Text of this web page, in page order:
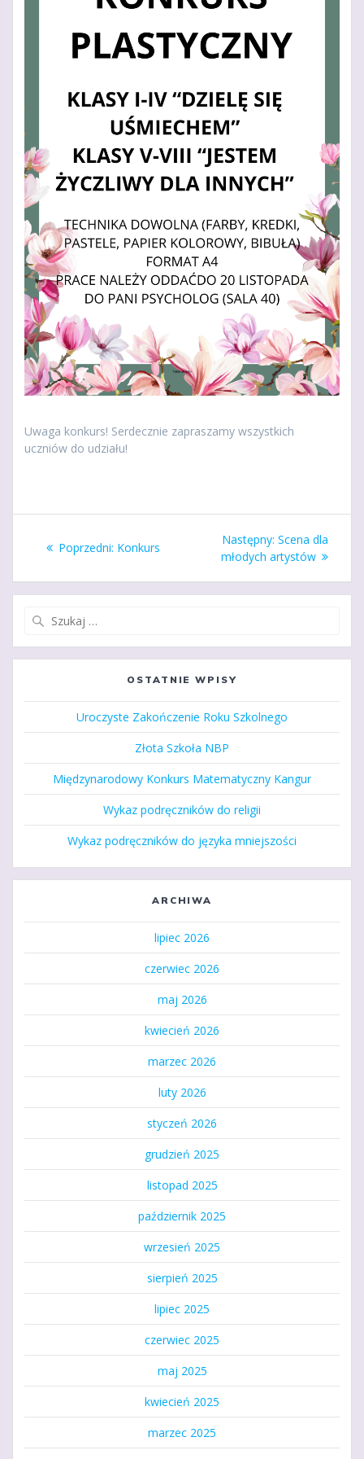
Uwaga konkurs! Serdecznie zapraszamy wszystkich
uczniów do udziału!
wpisu
Poprzedni: Poprzedni
Konkurs
Następny: Następny
wpis:
Scena dla
młodych artystów
OSTATNIE WPISY
Uroczyste Zakończenie Roku Szkolnego
Złota Szkoła NBP
Międzynarodowy Konkurs Matematyczny Kangur
Wykaz podręczników do religii
Wykaz podręczników do języka mniejszości
ARCHIWA
lipiec 2026
czerwiec 2026
maj 2026
kwiecień 2026
marzec 2026
luty 2026
styczeń 2026
grudzień 2025
listopad 2025
październik 2025
wrzesień 2025
sierpień 2025
lipiec 2025
czerwiec 2025
maj 2025
kwiecień 2025
marzec 2025